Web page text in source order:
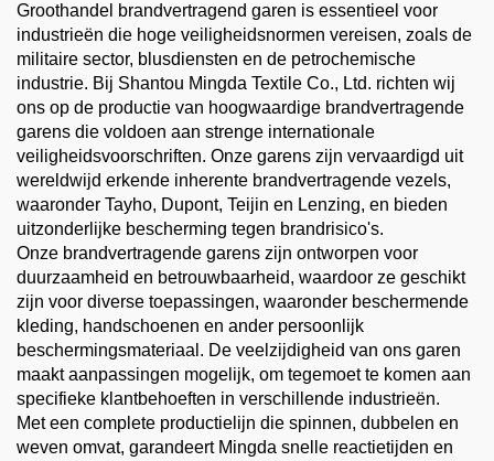
Groothandel brandvertragend garen is essentieel voor
industrieën die hoge veiligheidsnormen vereisen, zoals de
militaire sector, blusdiensten en de petrochemische
industrie. Bij Shantou Mingda Textile Co., Ltd. richten wij
ons op de productie van hoogwaardige brandvertragende
garens die voldoen aan strenge internationale
veiligheidsvoorschriften. Onze garens zijn vervaardigd uit
wereldwijd erkende inherente brandvertragende vezels,
waaronder Tayho, Dupont, Teijin en Lenzing, en bieden
uitzonderlijke bescherming tegen brandrisico's.
Onze brandvertragende garens zijn ontworpen voor
duurzaamheid en betrouwbaarheid, waardoor ze geschikt
zijn voor diverse toepassingen, waaronder beschermende
kleding, handschoenen en ander persoonlijk
beschermingsmateriaal. De veelzijdigheid van ons garen
maakt aanpassingen mogelijk, om tegemoet te komen aan
specifieke klantbehoeften in verschillende industrieën.
Met een complete productielijn die spinnen, dubbelen en
weven omvat, garandeert Mingda snelle reactietijden en